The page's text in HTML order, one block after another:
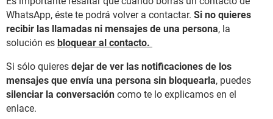
WhatsApp, éste te podrá volver a contactar. Si no quieres
recibir las llamadas ni mensajes de una persona, la
solución es bloquear al contacto.
Si sólo quieres dejar de ver las notificaciones de los
mensajes que envía una persona sin bloquearla, puedes
silenciar la conversación como te lo explicamos en el
enlace.